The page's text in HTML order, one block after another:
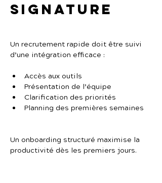
signature
Un recrutement rapide doit être suivi
d’une intégration efficace :
Accès aux outils
Présentation de l’équipe
Clarification des priorités
Planning des premières semaines
Un onboarding structuré maximise la
productivité dès les premiers jours.